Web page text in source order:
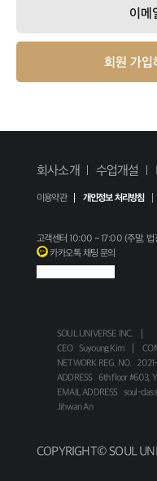
이메
회원 가입
회사소개 수업개설
이용약관 개인정보 처리방침
고객센터10:00 ~ 17:00 (주말, 법
카카오톡 채팅 문의
SOUL UNIVERSE INC.
CEO
Suyoung Kim
NETWORK REG. NO.
ADDRESS
6th floor #603,
EMAIL ADDRESS
soul-
Jihwan An
COPYRIGHT© SOUL